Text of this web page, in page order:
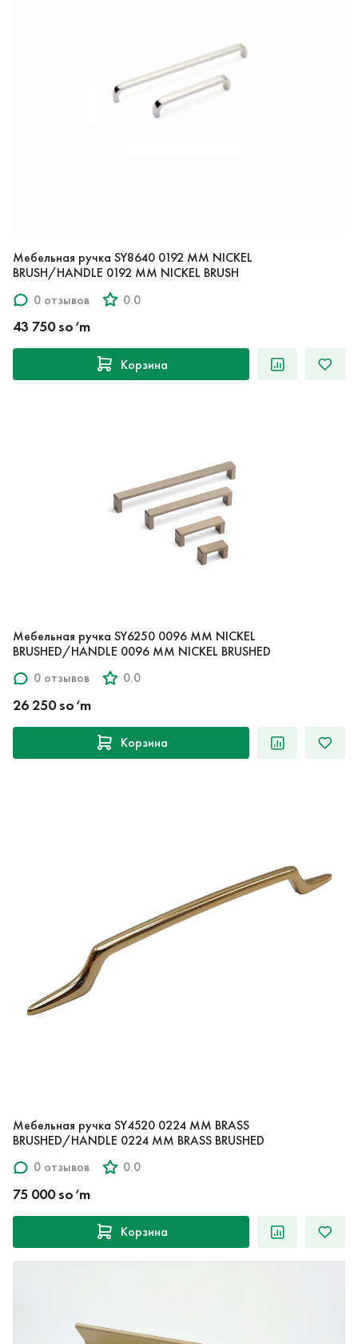
Мебельная ручка SY8640 0192 MM NICKEL
BRUSH/HANDLE 0192 MM NICKEL BRUSH
0 отзывов
0.0
43 750 so‘m
Корзина
Мебельная ручка SY6250 0096 MM NICKEL
BRUSHED/HANDLE 0096 MM NICKEL BRUSHED
0 отзывов
0.0
26 250 so‘m
Корзина
Мебельная ручка SY4520 0224 MM BRASS
BRUSHED/HANDLE 0224 MM BRASS BRUSHED
0 отзывов
0.0
75 000 so‘m
Корзина